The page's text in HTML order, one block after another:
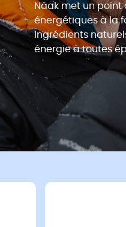
Näak met un point
énergétiques à la
Ingrédients
énergie à toutes